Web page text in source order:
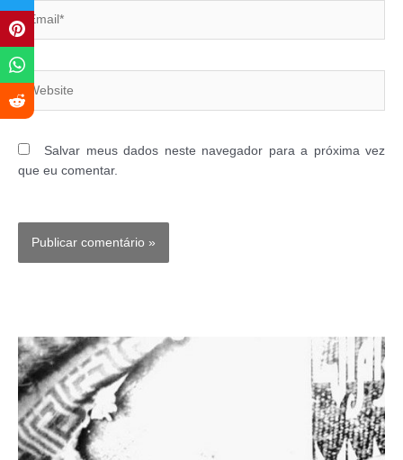
Email*
Salvar meus dados neste navegador para a próxima vez
que eu comentar.